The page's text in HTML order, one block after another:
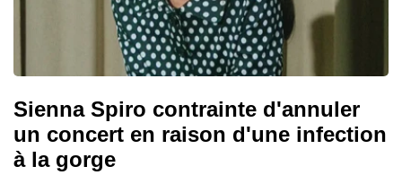
Sienna Spiro contrainte d'annuler
un concert en raison d'une infection
à la gorge